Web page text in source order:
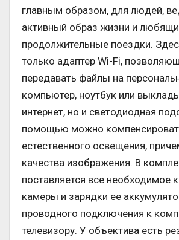
главным образом, для людей,
активный образ жизни и
продолжительные поездки.
только адаптер Wi-Fi,
передавать файлы на
компьютер, ноутбук или
интернет, но и светодиодная
помощью можно
естественного освещения,
качества изображения. В
поставляется все необходимое
камеры и зарядки ее
проводного подключения к
телевизору. У объектива есть